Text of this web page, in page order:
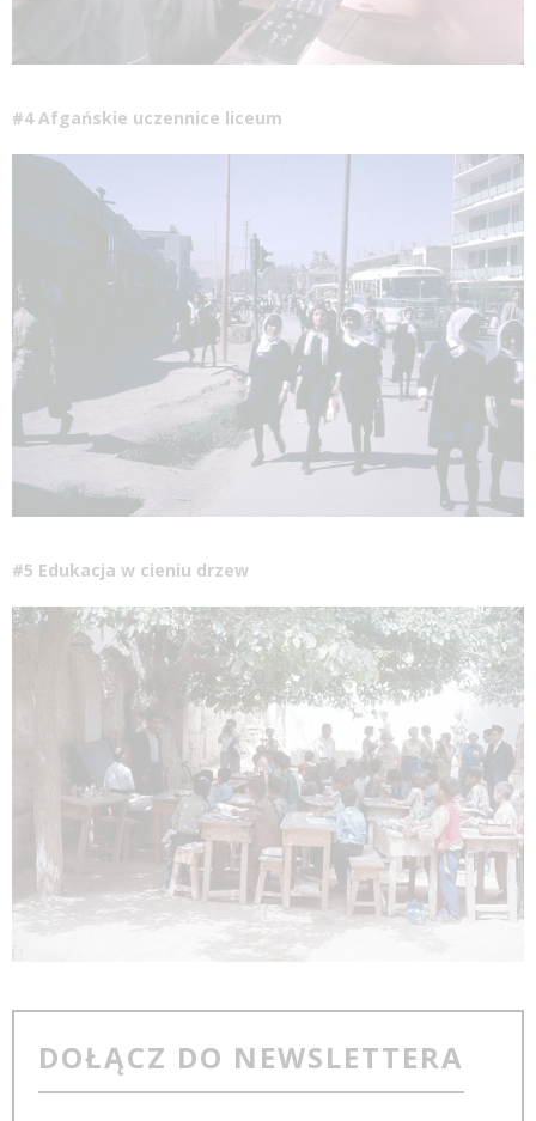
#4 Afgańskie uczennice liceum
#5 Edukacja w cieniu drzew
DOŁĄCZ DO NEWSLETTERA